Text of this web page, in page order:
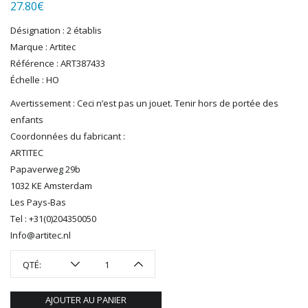
MAKETTE
MARLKIN
MKD
NOREV
NOVATEUR MODELES
PECO
PG mini
PIKO
PN SUD MODELISME
PREISER
PRINCE AUGUST
R37
REDUTEX
REE
RÉGIONS ET COMPAGNIES
ROCO
27.80€
Désignation : 2 établis
Marque : Artitec
Référence : ART387433
Échelle : HO
Avertissement : Ceci n’est pas un jouet. Tenir hors de portée des
enfants
Coordonnées du fabricant :
ARTITEC
Papaverweg 29b
1032 KE Amsterdam
Les Pays-Bas
Tel : +31(0)204350050
Info@artitec.nl
QTÉ:
AJOUTER AU PANIER